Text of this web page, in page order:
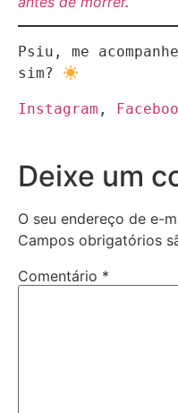
Psiu, me
sim?
Instagram ,
Deixe um
O seu endereço de e-
Campos obrigatórios
Comentário *